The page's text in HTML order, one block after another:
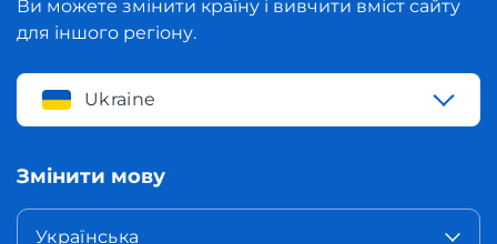
Ви можете змінити країну і вивчити вміст сайту
для іншого регіону.
Ukraine
Змінити мову
Українська